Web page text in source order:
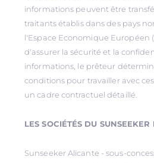
informations peuvent être
traitants établis dans des pays
l'Espace Economique Européen
d'assurer la sécurité et la
informations, le prêteur
conditions pour travailler avec
un cadre contractuel détaillé.
LES SOCIÉTÉS DU
Sunseeker Alicante - sous-